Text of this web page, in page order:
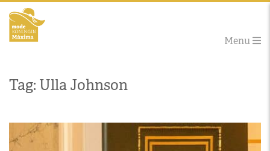
Menu
Tag: Ulla Johnson